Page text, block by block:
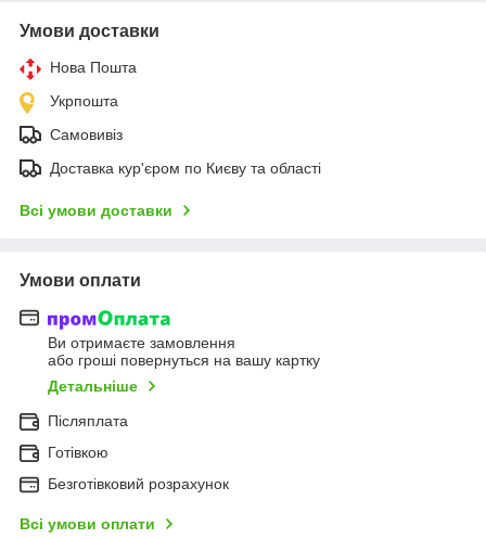
Умови доставки
Нова Пошта
Укрпошта
Самовивіз
Доставка кур'єром по Києву та області
Всі умови доставки
Умови оплати
Ви отримаєте замовлення
або гроші повернуться на вашу картку
Детальніше
Післяплата
Готівкою
Безготівковий розрахунок
Всі умови оплати